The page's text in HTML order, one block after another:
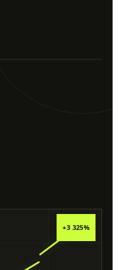
+3 325%